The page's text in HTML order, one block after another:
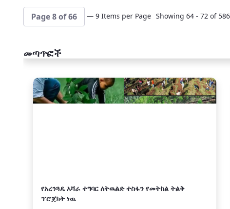
Page 8 of 66 — 9 Items per Page Showing 64 - 72 of
መጣጥፎች
አዲስ
የአረንጓዴ አሻራ ተግባር ለትዉልድ ተስፋን የመትከል ትልቅ
ፕሮጀክት ነዉ